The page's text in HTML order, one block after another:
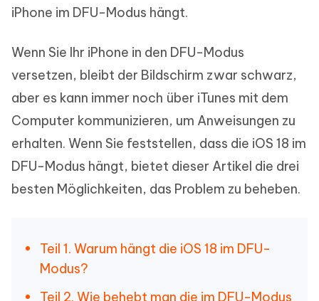
iPhone im DFU-Modus hängt.
Wenn Sie Ihr iPhone in den DFU-Modus
versetzen, bleibt der Bildschirm zwar schwarz,
aber es kann immer noch über iTunes mit dem
Computer kommunizieren, um Anweisungen zu
erhalten. Wenn Sie feststellen, dass die iOS 18 im
DFU-Modus hängt, bietet dieser Artikel die drei
besten Möglichkeiten, das Problem zu beheben.
Teil 1. Warum hängt die iOS 18 im DFU-
Modus?
Teil 2. Wie behebt man die im DFU-Modus